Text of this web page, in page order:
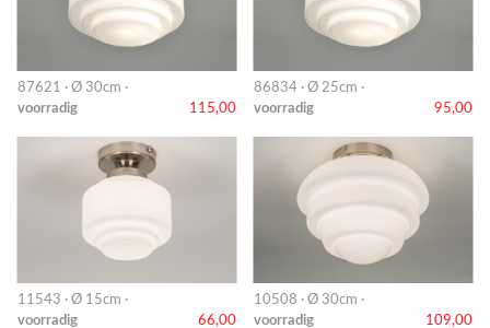
87621 · Ø 30cm ·
voorradig
115,00
86834 · Ø 25cm ·
voorradig
95,00
11543 · Ø 15cm ·
voorradig
66,00
10508 · Ø 30cm ·
voorradig
109,00